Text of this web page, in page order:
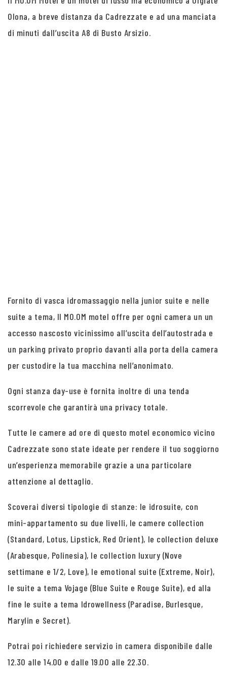
Olona, a breve distanza da Cadrezzate e ad una manciata
di minuti dall’uscita A8 di Busto Arsizio.
Fornito di vasca idromassaggio nella junior suite e nelle
suite a tema, Il MO.OM motel offre per ogni camera un un
accesso nascosto vicinissimo all’uscita dell’autostrada e
un parking privato proprio davanti alla porta della camera
per custodire la tua macchina nell’anonimato.
Ogni stanza day-use è fornita inoltre di una tenda
scorrevole che garantirà una privacy totale.
Tutte le camere ad ore di questo motel economico vicino
Cadrezzate sono state ideate per rendere il tuo soggiorno
un’esperienza memorabile grazie a una particolare
attenzione al dettaglio.
Scoverai diversi tipologie di stanze: le idrosuite, con
mini-appartamento su due livelli, le camere collection
(Standard, Lotus, Lipstick, Red Orient), le collection deluxe
(Arabesque, Polinesia), le collection luxury (Nove
settimane e 1/2, Love), le emotional suite (Extreme, Noir),
le suite a tema Vojage (Blue Suite e Rouge Suite), ed alla
fine le suite a tema Idrowellness (Paradise, Burlesque,
Marylin e Secret).
Potrai poi richiedere servizio in camera disponibile dalle
12.30 alle 14.00 e dalle 19.00 alle 22.30.